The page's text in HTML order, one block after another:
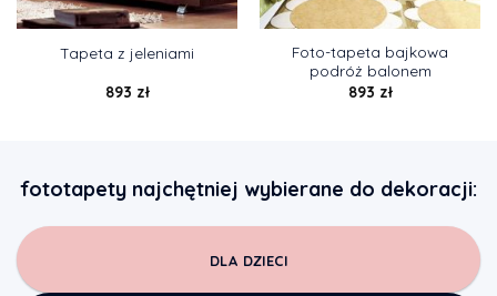
Tapeta z jeleniami
893 zł
Foto-tapeta bajkowa
podróż balonem
893 zł
fototapety najchętniej wybierane do dekoracji:
DLA DZIECI